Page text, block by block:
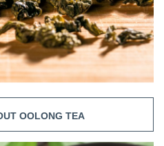
OOLONG TEA